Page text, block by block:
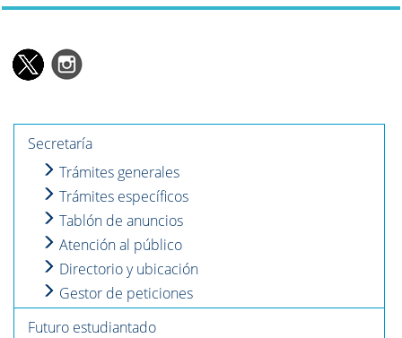
Secretaría
Trámites generales
Trámites específicos
Tablón de anuncios
Atención al público
Directorio y ubicación
Gestor de peticiones
Futuro estudiantado